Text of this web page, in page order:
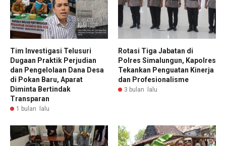
Tim Investigasi Telusuri
Dugaan Praktik Perjudian
dan Pengelolaan Dana Desa
di Pokan Baru, Aparat
Diminta Bertindak
Transparan
1 bulan lalu
Rotasi Tiga Jabatan di
Polres Simalungun, Kapolres
Tekankan Penguatan Kinerja
dan Profesionalisme
3 bulan lalu